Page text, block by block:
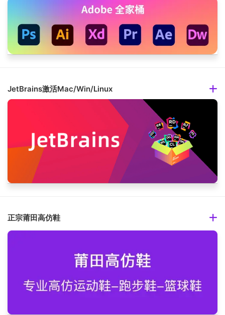
JetBrains激活Mac/Win/Linux
正宗莆田高仿鞋